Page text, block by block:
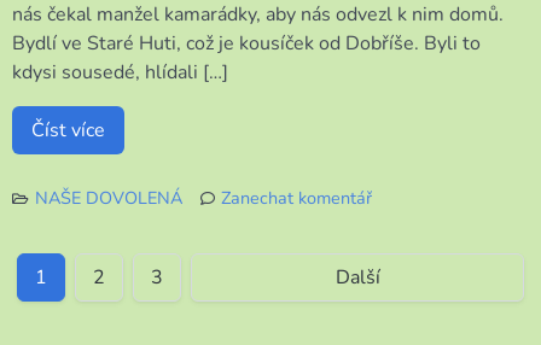
nás čekal manžel kamarádky, aby nás odvezl k nim domů.
Bydlí ve Staré Huti, což je kousíček od Dobříše. Byli to
kdysi sousedé, hlídali […]
Číst více
NAŠE DOVOLENÁ
Zanechat komentář
u
kamarádky
1 2 3 Další